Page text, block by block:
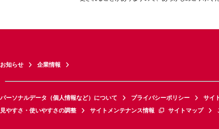
お知らせ 企業情報
パーソナルデータ（個人情報など）について プライバシーポリシー
サイ
見やすさ・使いやすさの調整
サイトメンテナンス情報 サイトマップ